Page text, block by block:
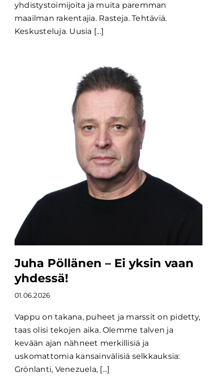
yhdistystoimijoita ja muita paremman
maailman rakentajia. Rasteja. Tehtäviä.
Keskusteluja. Uusia [...]
Juha Pöllänen – Ei yksin vaan
yhdessä!
01.06.2026
Vappu on takana, puheet ja marssit on pidetty,
taas olisi tekojen aika. Olemme talven ja
kevään ajan nähneet merkillisiä ja
uskomattomia kansainvälisiä selkkauksia:
Grönlanti, Venezuela, [...]